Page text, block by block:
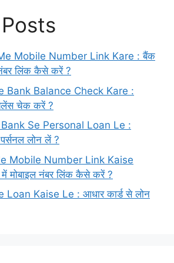
Mobile Number Link Kare : बैंक
लिंक कैसे करें ?
Bank Balance Check Kare :
चेक करें ?
Se Personal Loan Le :
लोन लें ?
Mobile Number Link Kaise
मोबाइल नंबर लिंक कैसे करें ?
Kaise Le : आधार कार्ड से लोन